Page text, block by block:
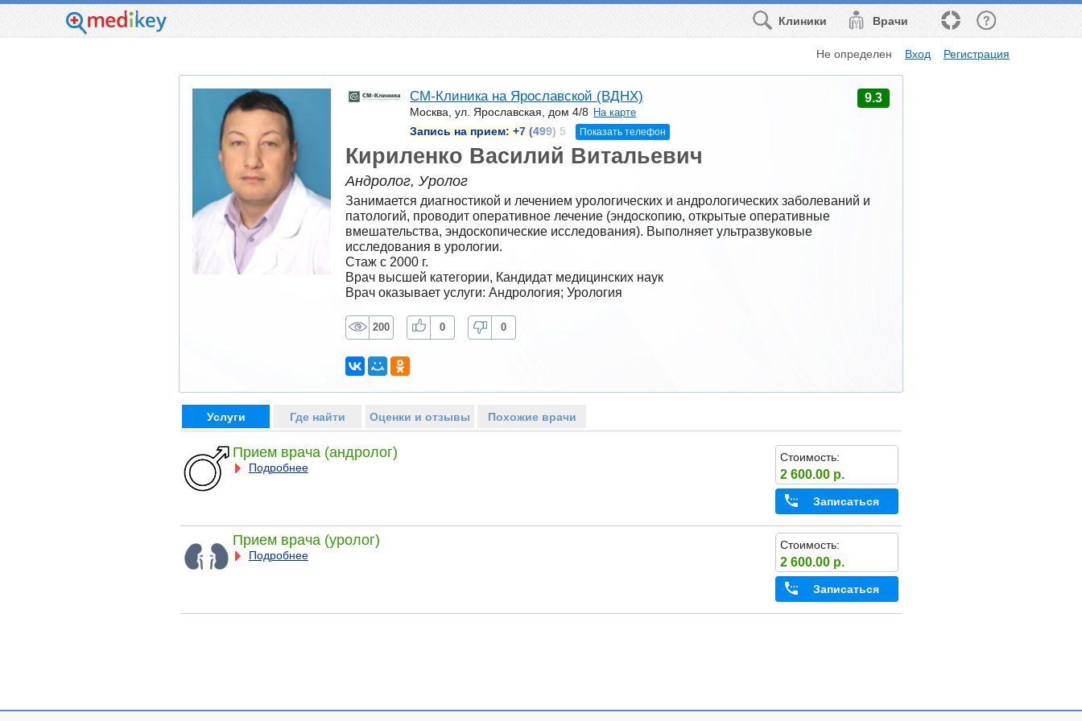
Врачи
Клиники
Не определен Вход Регистрация
СМ-Клиника на Ярославской (ВДНХ)
Москва, ул. Ярославская, дом 4/8 На карте
Запись на прием: +7 (499) 5 Показать телефон
9.3
Кириленко Василий Витальевич
Андролог, Уролог
Занимается диагностикой и лечением урологических и андрологических заболеваний и
патологий, проводит оперативное лечение (эндоскопию, открытые оперативные
вмешательства, эндоскопические исследования). Выполняет ультразвуковые
исследования в урологии.
Стаж с 2000 г.
Врач высшей категории, Кандидат медицинских наук
Врач оказывает услуги: Андрология; Урология
200 0 0
Услуги Где найти Оценки и отзывы Похожие врачи
Прием врача (андролог)
Подробнее
Стоимость:
2 600.00 р.
Записаться
Прием врача (уролог)
Подробнее
Стоимость:
2 600.00 р.
Записаться